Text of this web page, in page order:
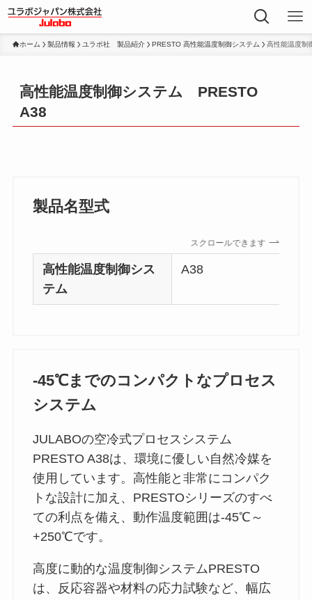
ホーム 製品情報 ユラボ社 製品紹介 PRESTO 高性能温度制御システム 高性能温度
高性能温度制御システム PRESTO
A38
製品名型式
スクロールできます
高性能温度制御シス
テム
A38
-45℃までのコンパクトなプロセス
システム
JULABOの空冷式プロセスシステム
PRESTO A38は、環境に優しい自然冷媒を
使用しています。高性能と非常にコンパク
トな設計に加え、PRESTOシリーズのすべ
ての利点を備え、動作温度範囲は-45℃～
+250℃です。
高度に動的な温度制御システムPRESTO
は、反応容器や材料の応力試験など、幅広